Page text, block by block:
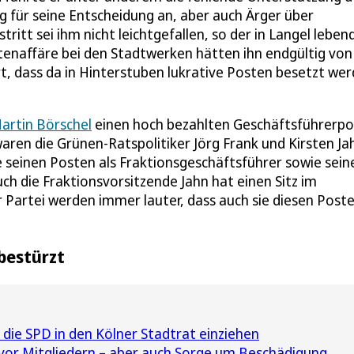
seine Entscheidung an, aber auch Ärger über
sei ihm nicht leichtgefallen, so der in Langel
bei den Stadtwerken hätten ihn endgültig von
dass da in Hinterstuben lukrative Posten besetzt
Börschel einen hoch bezahlten
die Grünen-Ratspolitiker Jörg Frank und Kirsten
Posten als Fraktionsgeschäftsführer sowie
die Fraktionsvorsitzende Jahn hat einen Sitz im
werden immer lauter, dass auch sie diesen
SPD in den Kölner Stadtrat einziehen